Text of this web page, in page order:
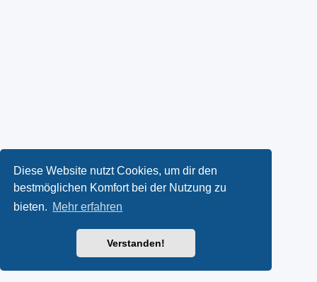
Diese Website nutzt Cookies, um dir den
bestmöglichen Komfort bei der Nutzung zu
bieten. Mehr erfahren
Verstanden!